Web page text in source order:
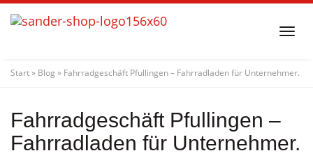
Skip
to
content
Start» Blog » Fahrradgeschäft Pfullingen – Fahrradladen für Unternehmer.
Fahrradgeschäft Pfullingen –
Fahrradladen für Unternehmer.